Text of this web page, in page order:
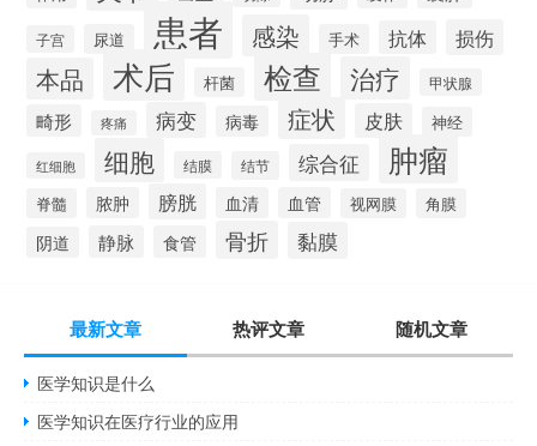
子宫 尿道 患者 感染 手术 抗体 损伤
本品 术后 杆菌 检查 治疗 甲状腺
畸形 疼痛 病变 病毒 症状 皮肤 神经
红细胞 细胞 结膜 结节 综合征 肿瘤
脊髓 脓肿 膀胱 血清 血管 视网膜 角膜
阴道 静脉 食管 骨折 黏膜
最新文章 热评文章 随机文章
医学知识是什么
医学知识在医疗行业的应用